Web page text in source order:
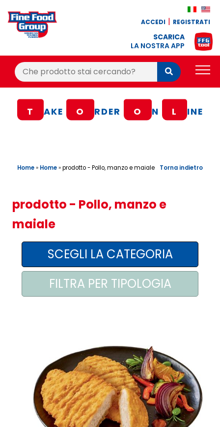
ACCEDI REGISTRATI
SCARICA
LA NOSTRA APP
Cerca:
Cerca
BLOG
CONTATTI
T AKE O RDER O N L INE
Home» Home»prodotto - Pollo, manzo e maiale Torna indietro
prodotto - Pollo, manzo e
maiale